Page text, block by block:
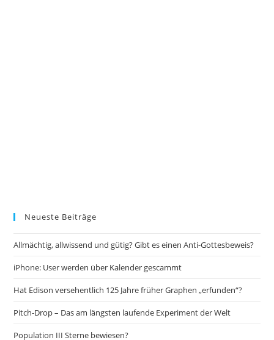
Neueste Beiträge
Allmächtig, allwissend und gütig? Gibt es einen Anti-Gottesbeweis?
iPhone: User werden über Kalender gescammt
Hat Edison versehentlich 125 Jahre früher Graphen „erfunden“?
Pitch-Drop – Das am längsten laufende Experiment der Welt
Population III Sterne bewiesen?